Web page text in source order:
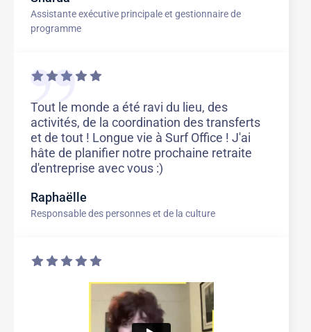
Assistante exécutive principale et gestionnaire de
programme
Tout le monde a été ravi du lieu, des
activités, de la coordination des transferts
et de tout ! Longue vie à Surf Office ! J'ai
hâte de planifier notre prochaine retraite
d'entreprise avec vous :)
Raphaëlle
Responsable des personnes et de la culture